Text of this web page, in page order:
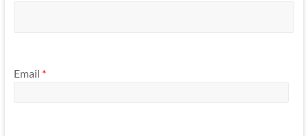
Email *